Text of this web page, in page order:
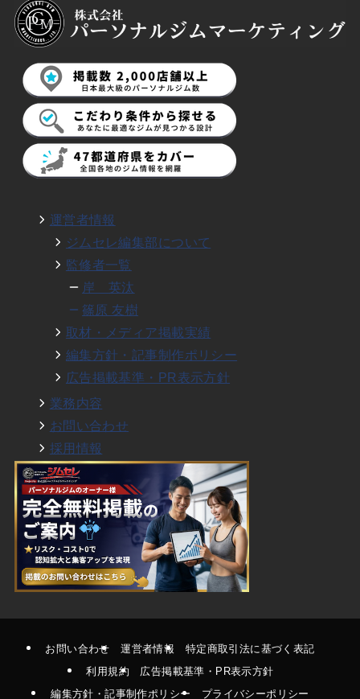
運営者情報
ジムセレ編集部について
監修者一覧
岸 英汰
篠原 友樹
取材・メディア掲載実績
編集方針・記事制作ポリシー
広告掲載基準・PR表示方針
業務内容
お問い合わせ
採用情報
お問い合わせ 運営者情報
特定商取引法に基づく表記
利用規約
広告掲載基準・PR表示方針
編集方針・記事制作ポリシー
プライバシーポリシー